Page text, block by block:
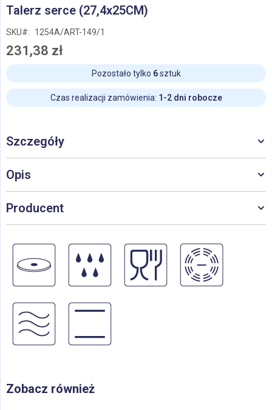
na
galerii
Talerz serce (27,4x25CM)
SKU 1254A/ART-149/1
231,38 zł
Pozostało tylko 6sztuk
Czas realizacji zamówienia: 1-2 dni robocze
Szczegóły
Opis
Producent
Zobacz również